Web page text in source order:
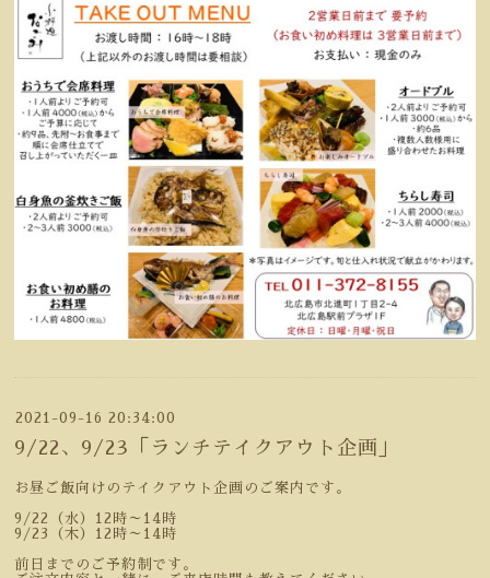
2021-09-16 20:34:00
9/22、9/23「ランチテイクアウト企画」
お昼ご飯向けのテイクアウト企画のご案内です。
9/22（水）12時～14時
9/23（木）12時～14時
前日までのご予約制です。